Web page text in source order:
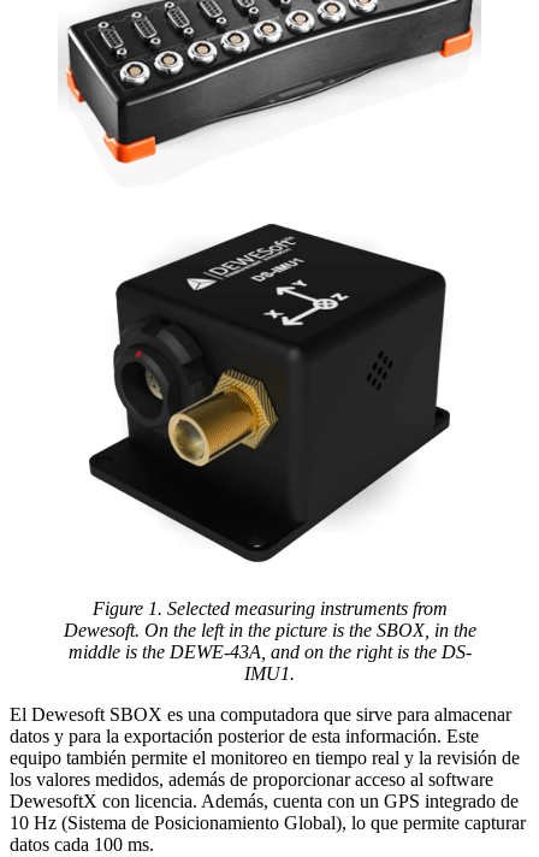
Figure 1. Selected measuring instruments from
Dewesoft. On the left in the picture is the SBOX, in the
middle is the DEWE-43A, and on the right is the DS-
IMU1.
El Dewesoft SBOX es una computadora que sirve para almacenar
datos y para la exportación posterior de esta información. Este
equipo también permite el monitoreo en tiempo real y la revisión de
los valores medidos, además de proporcionar acceso al software
DewesoftX con licencia. Además, cuenta con un GPS integrado de
10 Hz (Sistema de Posicionamiento Global), lo que permite capturar
datos cada 100 ms.